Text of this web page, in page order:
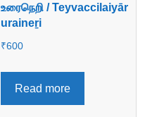
உரைநெறி / Teyvaccilaiyār
uraineṟi
₹600
Read more